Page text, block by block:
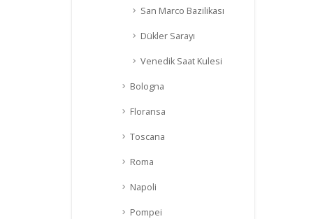
San Marco Bazilikası
Dükler Sarayı
Venedik Saat Kulesi
Bologna
Floransa
Toscana
Roma
Napoli
Pompei